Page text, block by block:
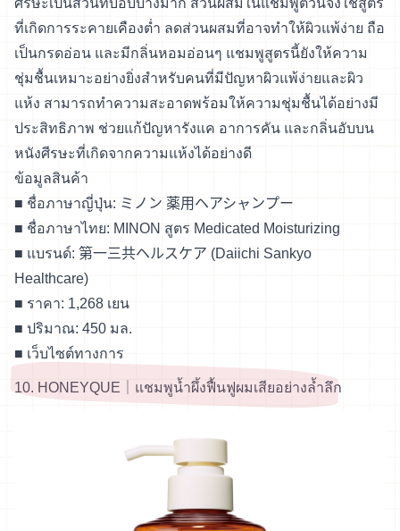
ที่เกิดการระคายเคืองต่ำ ลดส่วนผสมที่อาจทำให้ผิวแพ้ง่าย ถือ
เป็นกรดอ่อน และมีกลิ่นหอมอ่อนๆ แชมพูสูตรนี้ยังให้ความ
ชุ่มชื้นเหมาะอย่างยิ่งสำหรับคนที่มีปัญหาผิวแพ้ง่ายและผิว
แห้ง สามารถทำความสะอาดพร้อมให้ความชุ่มชื้นได้อย่างมี
ประสิทธิภาพ ช่วยแก้ปัญหารังแค อาการคัน และกลิ่นอับบน
หนังศีรษะที่เกิดจากความแห้งได้อย่างดี
ข้อมูลสินค้า
■ ชื่อภาษาญี่ปุ่น: ミノン 薬用ヘアシャンプー
■ ชื่อภาษาไทย: MINON สูตร Medicated Moisturizing
■ แบรนด์: 第一三共ヘルスケア (Daiichi Sankyo
Healthcare)
■ ราคา: 1,268 เยน
■ ปริมาณ: 450 มล.
■ เว็บไซต์ทางการ
10. HONEYQUE｜แชมพูน้ำผึ้งฟื้นฟูผมเสียอย่างล้ำลึก